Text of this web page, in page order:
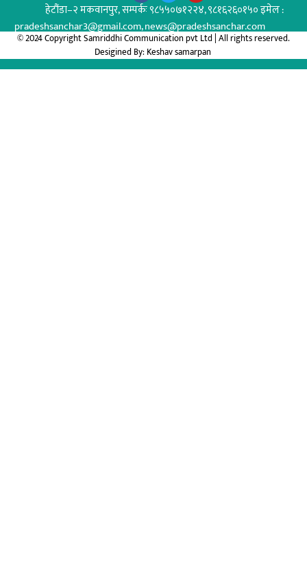
हेटौंडा–२ मकवानपुर,सम्पर्कः ९८५५०७१२२४, ९८१६२६०१५० इमेल :
pradeshsanchar3@gmail.com, news@pradeshsanchar.com
© 2024 Copyright Samriddhi Communication pvt Ltd | All rights reserved.
Desigined By:Keshav samarpan